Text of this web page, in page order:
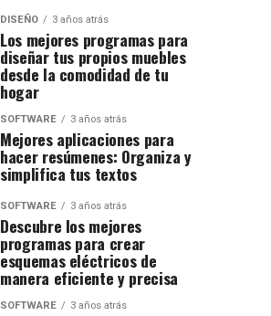
DISEÑO 3 años atrás
Los mejores programas para
diseñar tus propios muebles
desde la comodidad de tu
hogar
SOFTWARE 3 años atrás
Mejores aplicaciones para
hacer resúmenes: Organiza y
simplifica tus textos
SOFTWARE 3 años atrás
Descubre los mejores
programas para crear
esquemas eléctricos de
manera eficiente y precisa
SOFTWARE 3 años atrás